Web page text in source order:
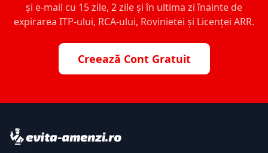
și e-mail cu 15 zile, 2 zile și în ultima zi înainte de
expirarea ITP-ului, RCA-ului, Rovinietei și Licenței ARR.
Creează Cont Gratuit